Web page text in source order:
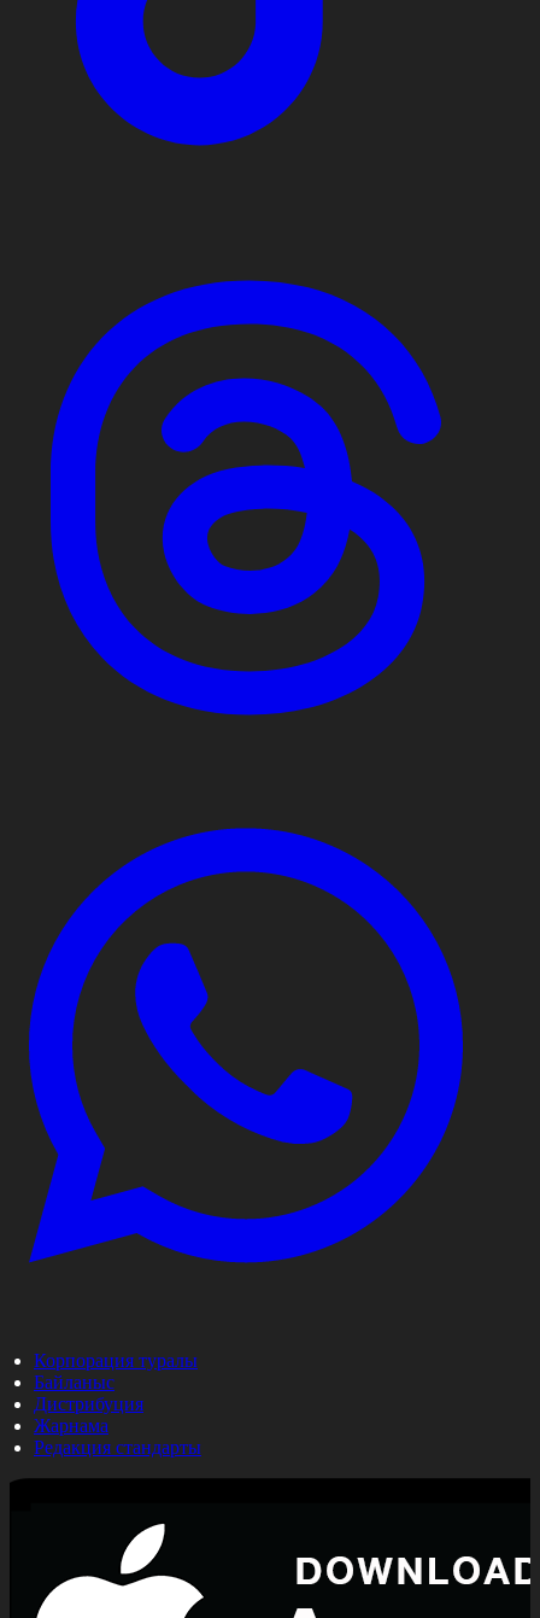
Корпорация туралы
Байланыс
Дистрибуция
Жарнама
Редакция стандарты